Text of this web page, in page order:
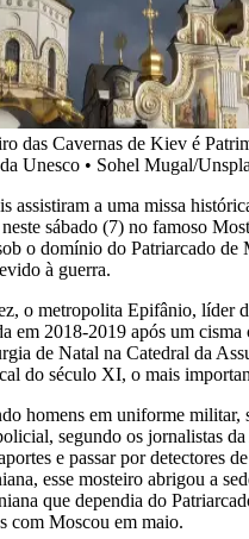
das Cavernas de Kiev é
Unesco • Sohel Mugal/
assistiram a uma missa
sábado (7) no famoso
o domínio do Patriarcado de
à guerra.
o metropolita Epifânio, líder
em 2018-2019 após um cisma
de Natal na Catedral da
do século XI, o mais
homens em uniforme militar,
segundo os jornalistas
e passar por detectores
esse mosteiro abrigou a
que dependia do
com Moscou em maio.